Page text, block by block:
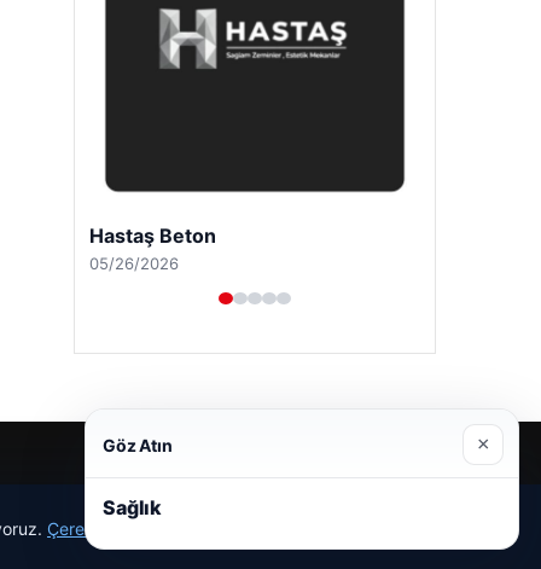
Hastaş Beton
05/26/2026
Çerez Politikamız
Göz Atın ×
Sağlık